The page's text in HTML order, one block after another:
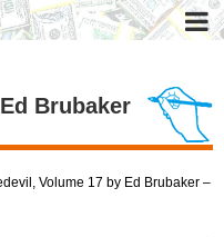
Brubaker
Volume 17 by Ed Brubaker –